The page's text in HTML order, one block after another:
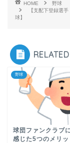
HOME
野球
【支配下登録選
球】
野球
球団ファンクラブ
感じた5つのメリ